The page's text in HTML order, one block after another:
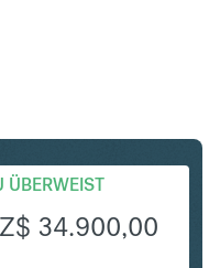
ÜBERWEIST
34.900,00